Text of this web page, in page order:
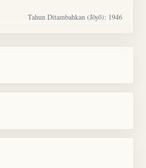
Tahun Ditambahkan (Jōyō): 1946